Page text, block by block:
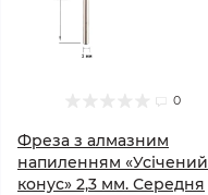
0
Фреза з алмазним
напиленням «Усічений
конус» 2,3 мм. Середня